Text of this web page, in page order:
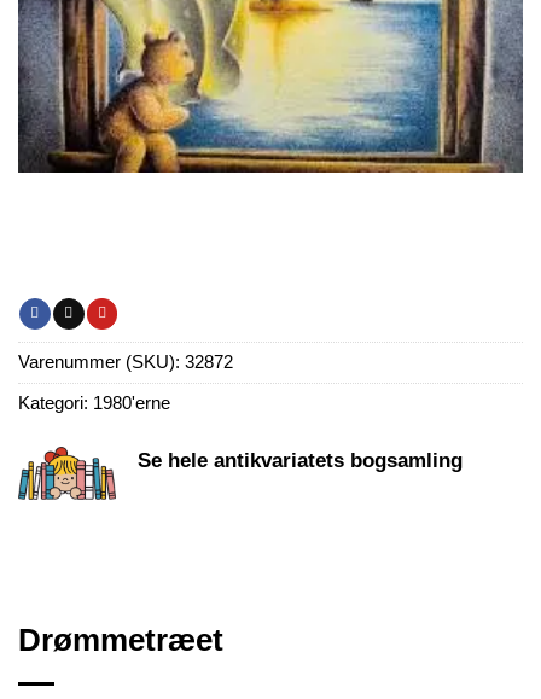
Varenummer (SKU): 32872
Kategori: 1980'erne
Se hele antikvariatets bogsamling
Drømmetræet